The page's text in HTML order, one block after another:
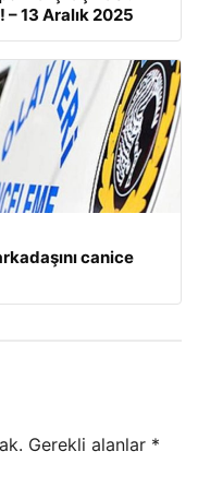
13 Aralık 2025
canice
Gerekli alanlar *